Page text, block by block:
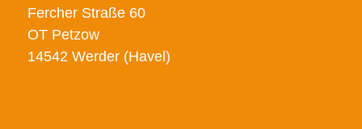
Fercher Straße 60
OT Petzow
14542 Werder (Havel)